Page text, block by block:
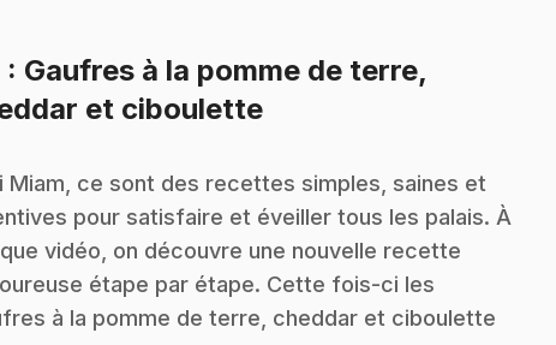
: Gaufres à la pomme de terre,
et ciboulette.
Miam, ce sont des recettes simples, saines et
pour satisfaire et éveiller tous les palais. À
vidéo, on découvre une nouvelle recette
étape par étape. Cette fois-ci les
à la pomme de terre, cheddar et ciboulette